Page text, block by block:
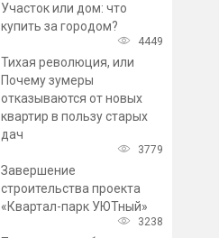
Участок или дом: что
купить за городом?
4449
Тихая революция, или
Почему зумеры
отказываются от новых
квартир в пользу старых
дач
3779
Завершение
строительства проекта
«Квартал-парк УЮТный»
3238